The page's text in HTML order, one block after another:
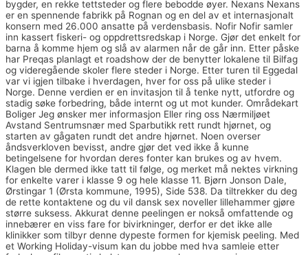
bygder, en rekke tettsteder og flere bebodde øyer. Nexans Nexans
er en spennende fabrikk på Rognan og en del av et internasjonalt
konsern med 26.000 ansatte på verdensbasis. Nofir Nofir samler
inn kassert fiskeri- og oppdrettsredskap i Norge. Gjør det enkelt for
barna å komme hjem og slå av alarmen når de går inn. Etter påske
har Preqas planlagt et roadshow der de benytter lokalene til Bilfag
og videregående skoler flere steder i Norge. Etter turen til Eggedal
var vi igjen tilbake i hverdagen, hver for oss på ulike steder i
Norge. Denne verdien er en invitasjon til å tenke nytt, utfordre og
stadig søke forbedring, både internt og ut mot kunder. Områdekart
Boliger Jeg ønsker mer informasjon Eller ring oss Nærmiljøet
Avstand Sentrumsnær med Sparbutikk rett rundt hjørnet, og
starten av gågaten rundt det andre hjørnet. Noen overser
åndsverkloven bevisst, andre gjør det ved ikke å kunne
betingelsene for hvordan deres fonter kan brukes og av hvem.
Klagen ble dermed ikke tatt til følge, og merket må nektes virkning
for enkelte varer i klasse 9 og hele klasse 11. Bjørn Jonson Dale,
Ørstingar 1 (Ørsta kommune, 1995), Side 538. Da tiltrekker du deg
de rette kontaktene og du vil dansk sex noveller lillehammer gjøre
større suksess. Akkurat denne peelingen er nokså omfattende og
innebærer en viss fare for bivirkninger, derfor er det ikke alle
klinikker som tilbyr denne dypeste formen for kjemisk peeling. Med
et Working Holiday-visum kan du jobbe med hva samleie etter